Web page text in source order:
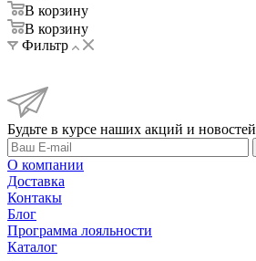
В корзину
В корзину
Фильтр
Будьте в курсе наших акций и новостей
О компании
Доставка
Контакы
Блог
Программа лояльности
Каталог